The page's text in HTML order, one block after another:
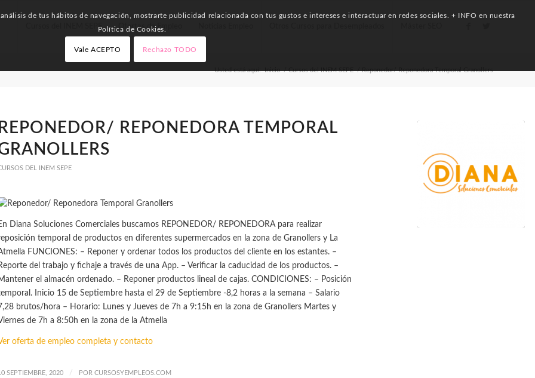
Cursos del INEM SEPE Ofertas de Empleo
Usted está aquí: Inicio / Cursos del INEM SEPE / Reponedor/ Reponedora Temporal Granollers
REPONEDOR/ REPONEDORA TEMPORAL
DEL INEM SEPE
Diana Soluciones Comerciales buscamos REPONEDOR/ REPONEDORA para realizar
temporal de productos en diferentes supermercados en la zona de Granollers y La
FUNCIONES: – Reponer y ordenar todos los productos del cliente en los estantes. –
del trabajo y fichaje a través de una App. – Verificar la caducidad de los productos. –
el almacén ordenado. – Reponer productos lineal de cajas. CONDICIONES: – Posición
Inicio 15 de Septiembre hasta el 29 de Septiembre -8,2 horas a la semana – Salario
brutos/hora – Horario: Lunes y Jueves de 7h a 9:15h en la zona de Granollers Martes y
de 7h a 8:50h en la zona de la Atmella
oferta de empleo completa y contacto
SEPTIEMBRE, 2020 / POR CURSOSYEMPLEOS.COM
de tus hábitos de navegación, mostrarte publicidad relacionada con tus gustos e intereses e interactuar en redes sociales. + INFO en nuestra
Política de Cookies.
Vale ACEPTO Rechazo TODO